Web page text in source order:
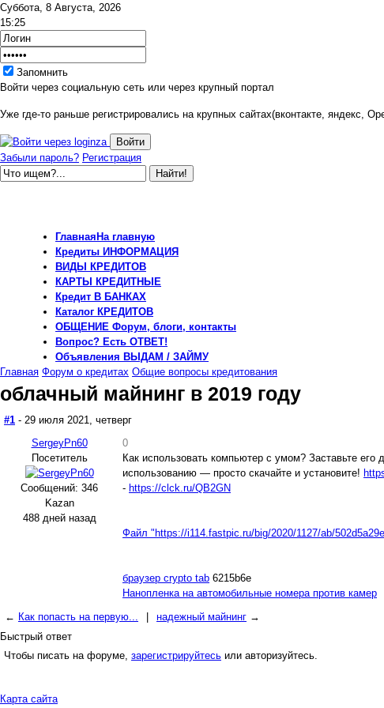
Суббота, 8 Августа, 2026
15:25
Запомнить
Войти через социальную сеть или через крупный портал
Уже где-то раньше регистрировались на крупных сайтах(вконтакте, яндекс,
Забыли пароль? Регистрация
Главная На главную
Кредиты ИНФОРМАЦИЯ
ВИДЫ
КРЕДИТОВ
КАРТЫ
КРЕДИТНЫЕ
Кредит В БАНКАХ
Каталог КРЕДИТОВ
ОБЩЕНИЕ Форум, блоги, контакты
Вопрос? Есть ОТВЕТ!
Объявления ВЫДАМ / ЗАЙМУ
Главная Форум о кредитах Общие вопросы кредитования
облачный майнинг в 2019 году
#1 - 29 июля 2021, четверг
SergeyPn60
Посетитель
Сообщений: 346
Kazan
488 дней назад
0
Как использовать компьютер с умом? Заставьте
использованию — просто скачайте и установите!
- https://clck.ru/QB2GN
Файл "https://i114.fastpic.ru/big/2020/1127/ab/
браузер crypto tab 6215b6e
Нанопленка на автомобильные номера против камер
← Как попасть на первую... надежный майнинг →
Быстрый ответ
Чтобы писать на форуме, зарегистрируйтесь или авторизуйтесь.
Карта сайта